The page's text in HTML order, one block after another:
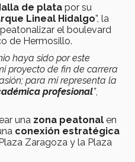
de plata por su
Lineal Hidalgo”, la
el boulevard
de Hermosillo.
haya sido por este
proyecto de fin de carrera
para mi representa la
profesional”,
una zona peatonal en
conexión estratégica
Zaragoza y la Plaza